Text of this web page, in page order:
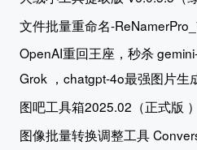
文件批量重命名-
OpenAI重回王座，秒杀
Grok ，chatgpt-4o最强图片生
图吧工具箱2025.02（正式版 ）
图像批量转换调整工具